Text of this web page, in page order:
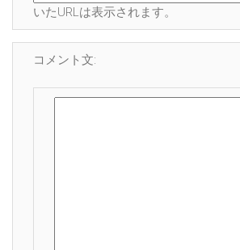
いたURLは表示されます。
コメント文: